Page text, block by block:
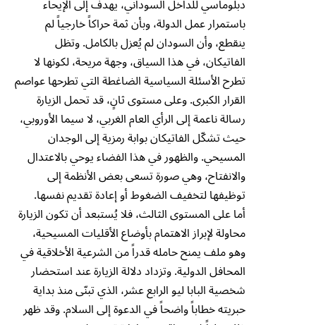
دبلوماسي للداخل السوداني، يهدف إلى الإيحاء
باستمرار عمل الدولة، وبأن ثمة حراكاً خارجياً لم
ينقطع، وأن السودان لم يُعزل بالكامل. وتظل
الفاتيكان، في هذا السياق، وجهة مريحة، لكونها لا
تطرح الأسئلة السياسية الضاغطة التي تطرحها عواصم
القرار الكبرى. وعلى مستوى ثانٍ، قد تحمل الزيارة
رسالة ناعمة إلى الرأي العام الغربي، لا سيما الأوروبي،
حيث تشكّل الفاتيكان بوابة رمزية إلى الوجدان
المسيحي. والظهور في هذا الفضاء يوحي بالاعتدال
والانفتاح، وهي صورة تسعى بعض الأنظمة إلى
توظيفها لتخفيف الضغوط أو إعادة تقديم نفسها.
أما على المستوى الثالث، فلا يُستبعد أن تكون الزيارة
محاولة لإبراز الاهتمام بأوضاع الأقليات المسيحية،
وهو ملف يمنح حامله قدراً من الشرعية الأخلاقية في
المحافل الدولية. وتزداد دلالة الزيارة عند استحضار
شخصية البابا ليو الرابع عشر، الذي تبنّى منذ بداية
حبريته خطاباً واضحاً في الدعوة إلى السلام. وقد ظهر